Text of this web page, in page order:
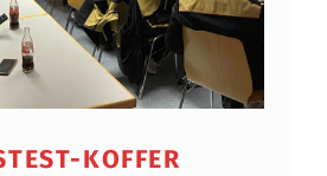
KOFFER